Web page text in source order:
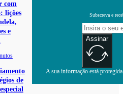
com
lições
e
de
Subscreva e
Assinar
A sua informação está